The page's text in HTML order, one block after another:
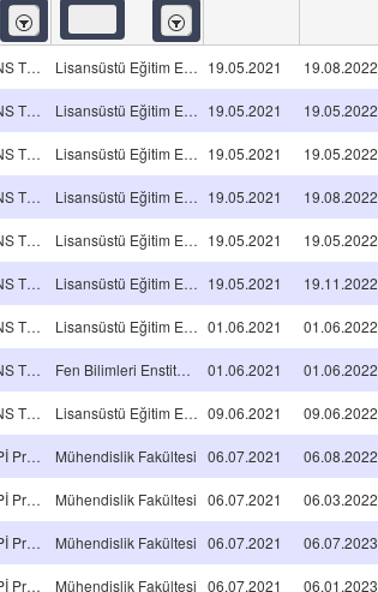
İçeren İçeren
YÜKSEKLİSANS TEZ PROJESİ Lisansüstü Eğitim Enstitüsü 19.05.2021 19.08.2022
YÜKSEKLİSANS TEZ PROJESİ Lisansüstü Eğitim Enstitüsü 19.05.2021 19.05.2022
YÜKSEKLİSANS TEZ PROJESİ Lisansüstü Eğitim Enstitüsü 19.05.2021 19.05.2022
YÜKSEKLİSANS TEZ PROJESİ Lisansüstü Eğitim Enstitüsü 19.05.2021 19.08.2022
YÜKSEKLİSANS TEZ PROJESİ Lisansüstü Eğitim Enstitüsü 19.05.2021 19.05.2022
YÜKSEKLİSANS TEZ PROJESİ Lisansüstü Eğitim Enstitüsü 19.05.2021 19.11.2022
YÜKSEKLİSANS TEZ PROJESİ Lisansüstü Eğitim Enstitüsü 01.06.2021 01.06.2022
YÜKSEKLİSANS TEZ PROJESİ Fen Bilimleri Enstitüsü 01.06.2021 01.06.2022
YÜKSEKLİSANS TEZ PROJESİ Lisansüstü Eğitim Enstitüsü 09.06.2021 09.06.2022
Araştırma A TİPİ Projeleri Mühendislik Fakültesi 06.07.2021 06.08.2022
Araştırma A TİPİ Projeleri Mühendislik Fakültesi 06.07.2021 06.03.2022
Araştırma A TİPİ Projeleri Mühendislik Fakültesi 06.07.2021 06.07.2023
Araştırma A TİPİ Projeleri Mühendislik Fakültesi 06.07.2021 06.01.2023